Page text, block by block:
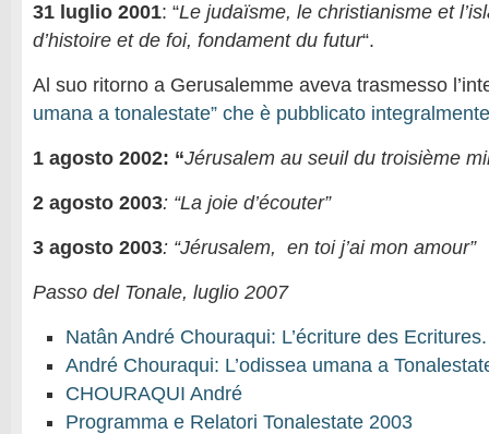
31 luglio 2001: “Le judaïsme, le christianisme et
d’histoire et de foi, fondament du futur“.
Al suo ritorno a Gerusalemme aveva trasmesso
umana a tonalestate” che è pubblicato
1 agosto 2002: “Jérusalem au seuil du troisième
2 agosto 2003: “La joie d’écouter”
3 agosto 2003: “Jérusalem, en toi j’ai mon amour”
Passo del Tonale, luglio 2007
Natân André Chouraqui: L’écriture des Ecritures.
André Chouraqui: L’odissea umana a
CHOURAQUI André
Programma e Relatori Tonalestate 2003